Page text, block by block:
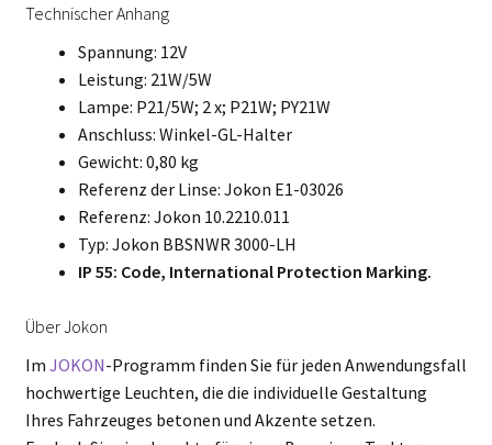
Technischer Anhang
Spannung: 12V
Leistung: 21W/5W
Lampe: P21/5W; 2 x; P21W; PY21W
Anschluss: Winkel-GL-Halter
Gewicht: 0,80 kg
Referenz der Linse: Jokon E1-03026
Referenz: Jokon 10.2210.011
Typ: Jokon BBSNWR 3000-LH
IP 55: Code, International Protection Marking.
Über Jokon
Im JOKON-Programm finden Sie für jeden Anwendungsfall
hochwertige Leuchten, die die individuelle Gestaltung
Ihres Fahrzeuges betonen und Akzente setzen.